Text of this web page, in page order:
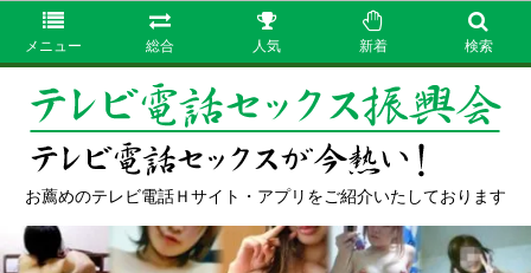
メニュー 総合 人気 新着 検索
お薦めのテレビ電話Ｈサイト・アプリをご紹介いたしております